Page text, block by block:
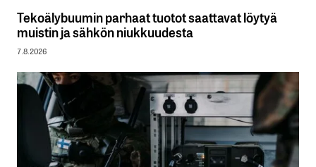
Tekoälybuumin parhaat tuotot saattavat löytyä
muistin ja sähkön niukkuudesta
7.8.2026